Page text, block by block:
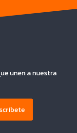
unen a nuestra